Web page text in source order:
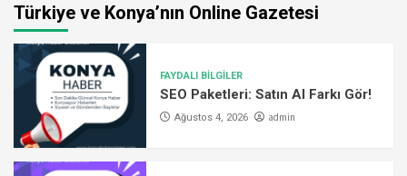
Türkiye ve Konya’nın Online Gazetesi
FAYDALI BİLGİLER
SEO Paketleri: Satın Al Farkı Gör!
Ağustos 4, 2026 admin